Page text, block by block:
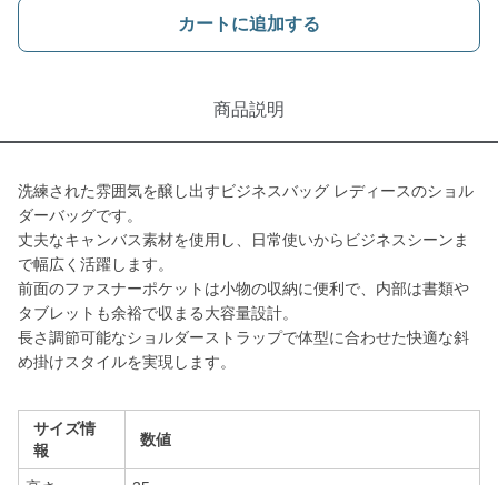
カートに追加する
商品説明
洗練された雰囲気を醸し出すビジネスバッグ レディースのショル
ダーバッグです。
丈夫なキャンバス素材を使用し、日常使いからビジネスシーンま
で幅広く活躍します。
前面のファスナーポケットは小物の収納に便利で、内部は書類や
タブレットも余裕で収まる大容量設計。
長さ調節可能なショルダーストラップで体型に合わせた快適な斜
め掛けスタイルを実現します。
サイズ情
報
数値